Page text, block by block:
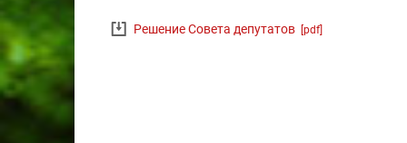
Решение Совета депутатов [pdf]